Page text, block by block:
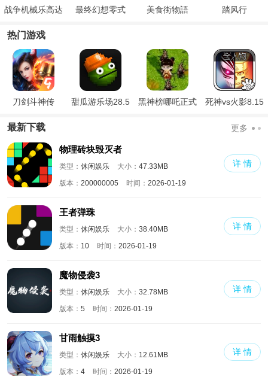
战争机械乐高达
最终幻想零式 美食街物語 踏风行
热门游戏
刀剑斗神传
甜瓜游乐场28.5
黑神榜哪吒正式
死神vs火影8.15
最新下载 更多
物理砖块毁灭者
类型： 休闲娱乐 大小： 47.33MB
版本： 200000005 时间： 2026-01-19
详 情
王者弹珠
类型： 休闲娱乐 大小： 38.40MB
版本： 10 时间： 2026-01-19
详 情
魔物侵袭3
类型： 休闲娱乐 大小： 32.78MB
版本： 5 时间： 2026-01-19
详 情
甘雨触摸3
类型： 休闲娱乐 大小： 12.61MB
版本： 4 时间： 2026-01-19
详 情